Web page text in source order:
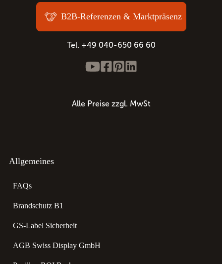
B2B-Referenzen & Marktpräsenz
Tel. +49 040-650 66 60
Alle Preise zzgl. MwSt
Allgemeines
FAQs
Brandschutz B1
GS-Label Sicherheit
AGB Swiss Display GmbH